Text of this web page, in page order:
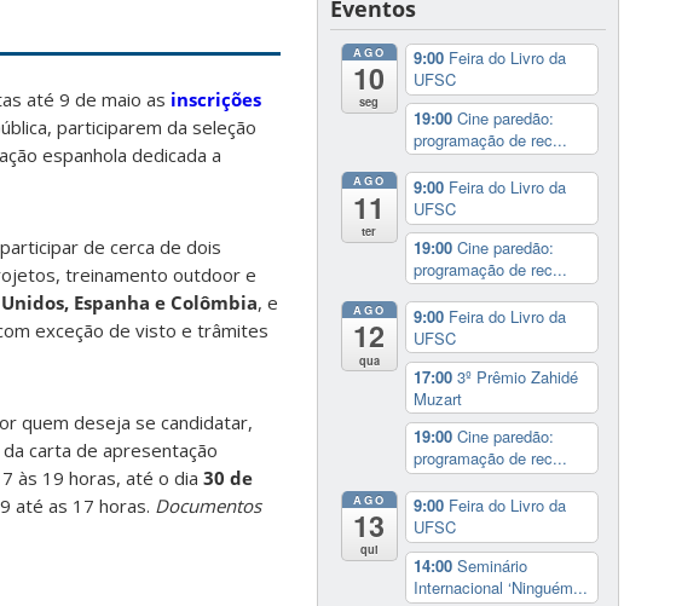
até 9 de maio as inscrições
participarem da seleção
espanhola dedicada a
de cerca de dois
treinamento outdoor e
Espanha e Colômbia, e
exceção de visto e trâmites
quem deseja se candidatar,
carta de apresentação
às 19 horas, até o dia 30 de
até as 17 horas. Documentos
Eventos
AGO
10
seg
9:00 Feira do Livro da
UFSC
19:00 Cine paredão:
programação de rec...
AGO
11
ter
9:00 Feira do Livro da
UFSC
19:00 Cine paredão:
programação de rec...
AGO
12
qua
9:00 Feira do Livro da
UFSC
17:00 3º Prêmio Zahidé
Muzart
19:00 Cine paredão:
programação de rec...
AGO
13
qui
9:00 Feira do Livro da
UFSC
14:00 Seminário
Internacional ‘Ninguém...